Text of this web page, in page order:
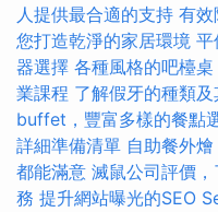
人提供最合適的支持 有效
您打造乾淨的家居環境 平
器選擇 各種風格的吧檯
業課程 了解假牙的種類
buffet，豐富多樣的餐點
詳細準備清單 自助餐外
都能滿意 滅鼠公司評價
務 提升網站曝光的SEO